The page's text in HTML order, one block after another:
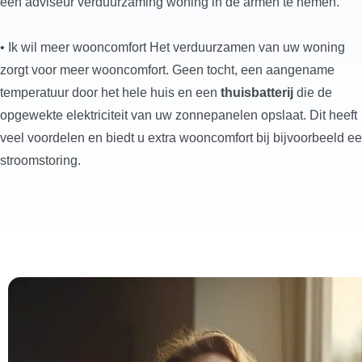
• Ik wil meer wooncomfort Het verduurzamen van uw woning
zorgt voor meer wooncomfort. Geen tocht, een aangename
temperatuur door het hele huis en een thuisbatterij die de
opgewekte elektriciteit van uw zonnepanelen opslaat. Dit heeft
veel voordelen en biedt u extra wooncomfort bij bijvoorbeeld
stroomstoring.